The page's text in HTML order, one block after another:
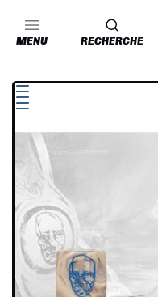
MENU RECHERCHE